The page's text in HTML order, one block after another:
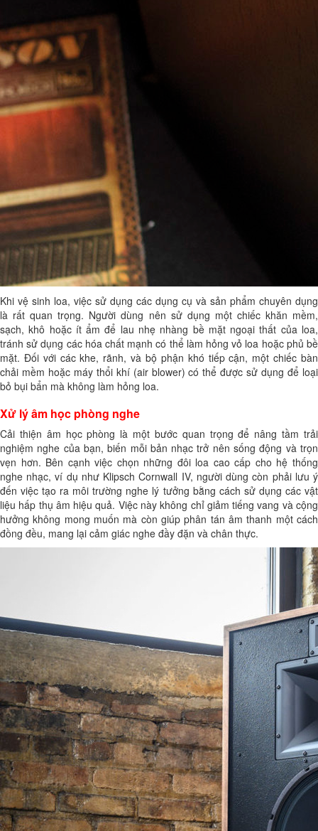
Khi vệ sinh loa, việc sử dụng các dụng cụ và sản phẩm chuyên dụng
là rất quan trọng. Người dùng nên sử dụng một chiếc khăn mềm,
sạch, khô hoặc ít ẩm để lau nhẹ nhàng bề mặt ngoại thất của loa,
tránh sử dụng các hóa chất mạnh có thể làm hỏng vỏ loa hoặc phủ bề
mặt. Đối với các khe, rãnh, và bộ phận khó tiếp cận, một chiếc bàn
chải mềm hoặc máy thổi khí (air blower) có thể được sử dụng để loại
bỏ bụi bẩn mà không làm hỏng loa.
Xử lý âm học phòng nghe
Cải thiện âm học phòng là một bước quan trọng để nâng tầm trải
nghiệm nghe của bạn, biến mỗi bản nhạc trở nên sống động và trọn
vẹn hơn. Bên cạnh việc chọn những đôi loa cao cấp cho hệ thống
nghe nhạc, ví dụ như Klipsch Cornwall IV, người dùng còn phải lưu ý
đến việc tạo ra môi trường nghe lý tưởng bằng cách sử dụng các vật
liệu hấp thụ âm hiệu quả. Việc này không chỉ giảm tiếng vang và cộng
hưởng không mong muốn mà còn giúp phân tán âm thanh một cách
đồng đều, mang lại cảm giác nghe đầy đặn và chân thực.